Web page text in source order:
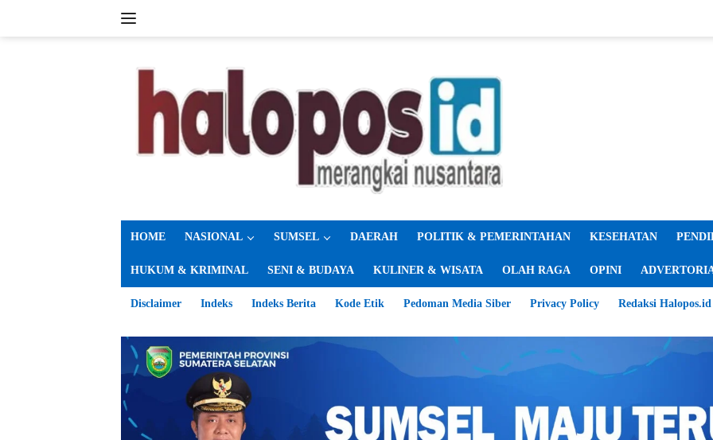
HOME NASIONAL SUMSEL DAERAH POLITIK & PEMERINTAHAN KESEHATAN
HUKUM & KRIMINAL SENI & BUDAYA KULINER & WISATA OLAH RAGA OPINI
Disclaimer Indeks Indeks Berita Kode Etik Pedoman Media Siber Privacy Policy Redaksi Halopos.id